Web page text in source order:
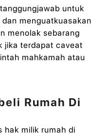
untuk
menguatkuasakan
menolak sebarang
jika terdapat caveat
mahkamah atau
Rumah Di
hak milik rumah di